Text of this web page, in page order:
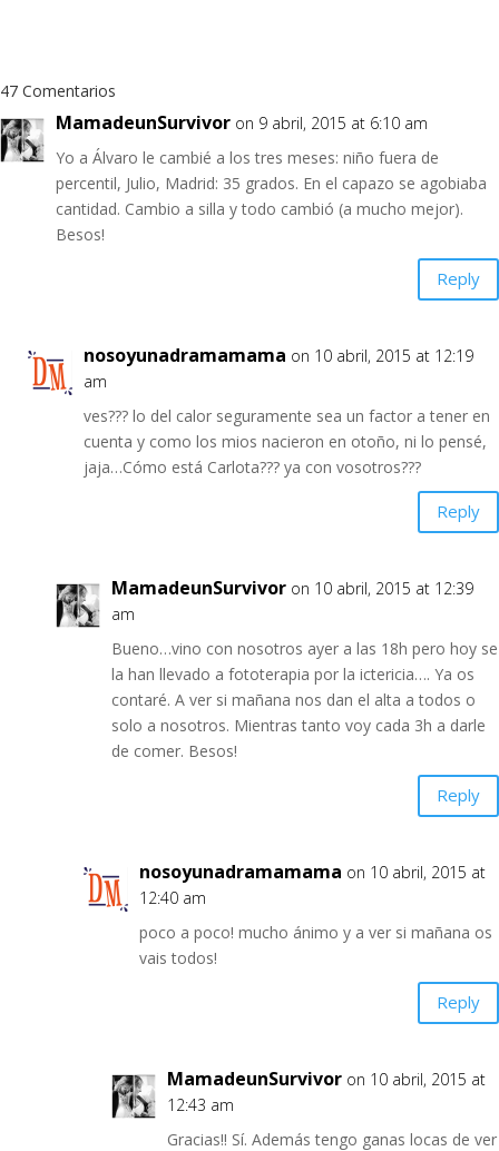
47 Comentarios
MamadeunSurvivor on 9 abril, 2015 at 6:10 am
Yo a Álvaro le cambié a los tres meses: niño fuera de
percentil, Julio, Madrid: 35 grados. En el capazo se agobiaba
cantidad. Cambio a silla y todo cambió (a mucho mejor).
Besos!
Reply
nosoyunadramamama on 10 abril, 2015 at 12:19
am
ves??? lo del calor seguramente sea un factor a tener en
cuenta y como los mios nacieron en otoño, ni lo pensé,
jaja…Cómo está Carlota??? ya con vosotros???
Reply
MamadeunSurvivor on 10 abril, 2015 at 12:39
am
Bueno…vino con nosotros ayer a las 18h pero hoy se
la han llevado a fototerapia por la ictericia…. Ya os
contaré. A ver si mañana nos dan el alta a todos o
solo a nosotros. Mientras tanto voy cada 3h a darle
de comer. Besos!
Reply
nosoyunadramamama on 10 abril, 2015 at
12:40 am
poco a poco! mucho ánimo y a ver si mañana os
vais todos!
Reply
MamadeunSurvivor on 10 abril, 2015 at
12:43 am
Gracias!! Sí. Además tengo ganas locas de ver